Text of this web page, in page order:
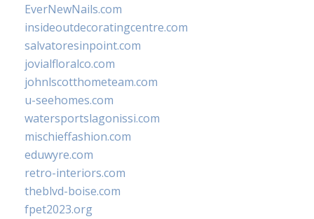
EverNewNails.com
insideoutdecoratingcentre.com
salvatoresinpoint.com
jovialfloralco.com
johnlscotthometeam.com
u-seehomes.com
watersportslagonissi.com
mischieffashion.com
eduwyre.com
retro-interiors.com
theblvd-boise.com
fpet2023.org